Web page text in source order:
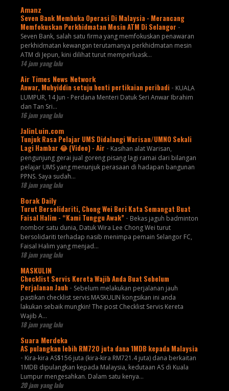
Amanz
Seven Bank Membuka Operasi Di Malaysia - Merancang
Memfokuskan Perkhidmatan Mesin ATM Di Selangor -
Seven Bank, salah satu firma yang memfokuskan penawaran
perkhidmatan kewangan terutamanya perkhidmatan mesin
ATM di Jepun, kini dilihat turut memperluask...
14 jam yang lalu
Air Times News Network
Anwar, Muhyiddin setuju henti pertikaian peribadi - KUALA
LUMPUR, 14 Jun - Perdana Menteri Datuk Seri Anwar Ibrahim
dan Tan Sri…
16 jam yang lalu
JalinLuin.com
Tunjuk Rasa Pelajar UMS Didalangi Warisan/UMNO Sekali
Lagi Hambar 😂 (Video) - Air - Kasihan alat Warisan,
pengunjung gerai jual goreng pisang lagi ramai dari bilangan
pelajar UMS yang menunjuk perasaan di hadapan bangunan
PPNS. Saya sudah...
18 jam yang lalu
Borak Daily
Turut Bersolidariti, Chong Wei Beri Kata Semangat Buat
Faisal Halim - “Kami Tunggu Awak” - Bekas jaguh badminton
nombor satu dunia, Datuk Wira Lee Chong Wei turut
bersolidariti terhadap nasib menimpa pemain Selangor FC,
Faisal Halim yang menjad...
18 jam yang lalu
MASKULIN
Checklist Servis Kereta Wajib Anda Buat Sebelum
Perjalanan Jauh - Sebelum melakukan perjalanan jauh
pastikan checklist servis MASKULIN kongsikan ini anda
lakukan sebaik mungkin! The post Checklist Servis Kereta
Wajib A...
18 jam yang lalu
Suara Merdeka
AS pulangkan lebih RM720 juta dana 1MDB kepada Malaysia
- Kira-kira AS$156 juta (kira-kira RM721.4 juta) dana berkaitan
1MDB dipulangkan kepada Malaysia, kedutaan AS di Kuala
Lumpur mengesahkan. Dalam satu kenya...
20 jam yang lalu